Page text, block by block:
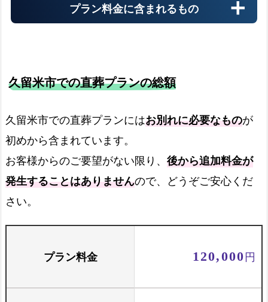
プラン料金に含まれるもの
霊柩車
火葬場までの霊柩費用
火葬場でのご案内
お骨壺セット
骨壺と骨箱のセットです
久留米市での直葬プランの総額
久留米市での直葬プランにはお別れに必要なものが
初めから含まれています。
お客様からのご要望がない限り、 後から追加料金が
発生することはありませんので、どうぞご安心くだ
さい。
プラン料金 120,000円